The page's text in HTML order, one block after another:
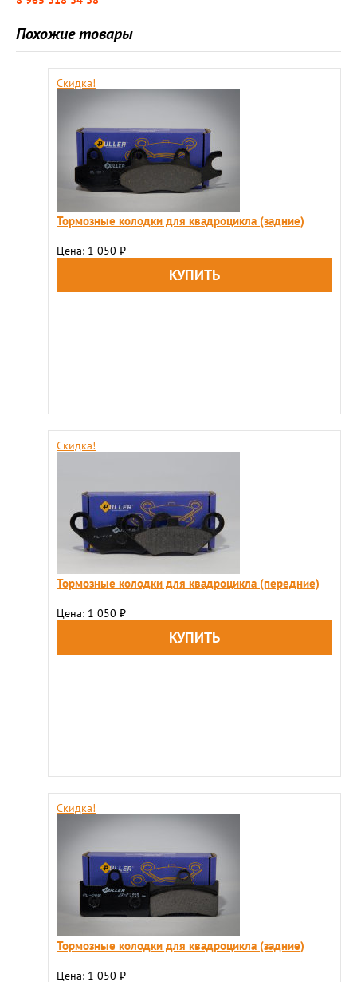
Похожие товары
Скидка!
Тормозные колодки для квадроцикла (задние)
Цена: 1 050 ₽
Скидка!
Тормозные колодки для квадроцикла (передние)
Цена: 1 050 ₽
Скидка!
Тормозные колодки для квадроцикла (задние)
Цена: 1 050 ₽